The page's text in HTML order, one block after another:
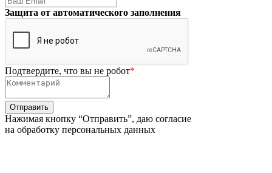
Защита от автоматического заполнения
Подтвердите, что вы не робот*
Нажимая кнопку “Отправить”, даю согласие
на обработку персональных данных